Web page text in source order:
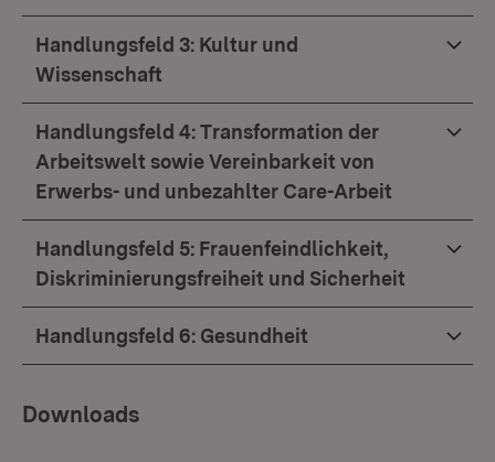
Handlungsfeld 3: Kultur und
Wissenschaft
Handlungsfeld 4: Transformation der
Arbeitswelt sowie Vereinbarkeit von
Erwerbs- und unbezahlter Care-Arbeit
Handlungsfeld 5: Frauenfeindlichkeit,
Diskriminierungsfreiheit und Sicherheit
Handlungsfeld 6: Gesundheit
Downloads